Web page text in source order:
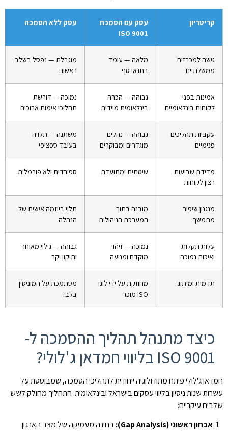
קריטריון
עסק עם הסמכת
ISO 9001
עסק ללא הסמכה
גישה למכרזים
ממשלתיים
מלאה — עומד
בתנאי סף
מוגבלת — נפסל בשלב
ראשוני
אמינות בפני
לקוחות בינלאומיים
גבוהה — הכרה
בינלאומית מיידית
נמוכה — דורשת
תהליכי אימות ארוכים
עקביות תהליכים
פנימיים
גבוהה — נהלים
מוגדרים ומבוקרים
משתנה — תלויה
בעובד ספציפי
מדידת שביעות
רצון לקוחות
שיטתית ומתועדת ספורדית ולא פורמלית
מנגנון שיפור
מתמשך
מובנה בתוך
המערכת הניהולית
תלוי ביוזמה אישית של
הנהלה
עלות תקלות
ואיכות נמוכה
נמוכה — זיהוי
מוקדם ומניעה
גבוהה — גילוי מאוחר
ותיקון יקר
תדמית ומיתוג
מחוזקת על ידי לוגו
ISO מוכר
מסתמכת על המוניטין
בלבד
כיצד מתנהל תהליך ההסמכה ל-
ISO 9001 בליווי חמדאן ג'לולי?
חמדאן ג'לולי פיתח מתודולוגיה ייחודית לתהליכי הסמכה, שמבוססת על
עשרות שנות ניסיון בליווי עסקים בישראל ובינלאומית. התהליך מחולק לשש
שלבים עיקריים:
אבחון ראשוני (Gap Analysis):
בחינה מעמיקה של מצב הארגון